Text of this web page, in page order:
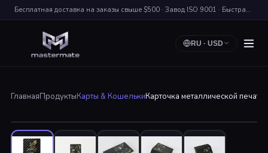
Бесплатная доставка на заказы свыше $500 · Завод ISO 9001 · Быстрая Доставка по Миру
RU · USD
ГлавнаяПродуктыКарты & КошелькиКарточка металлической